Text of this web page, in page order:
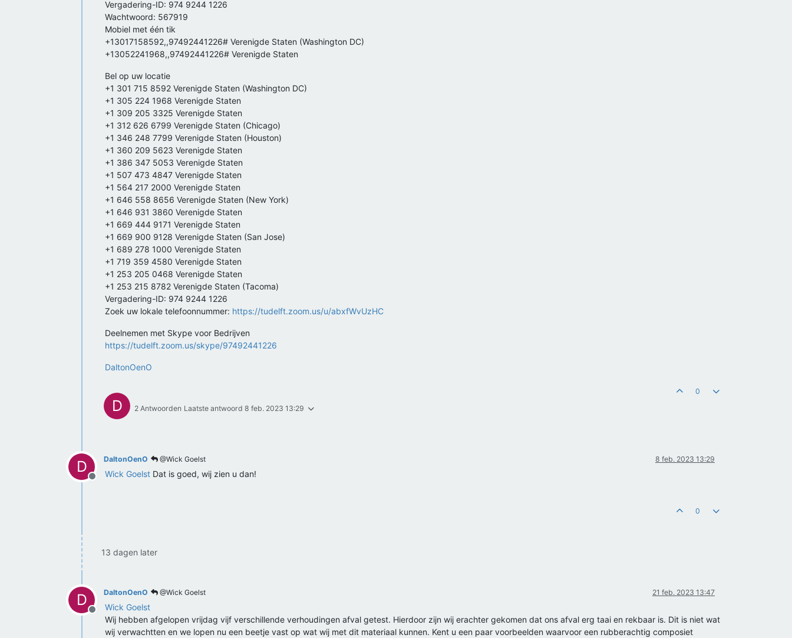
Vergadering-ID: 974 9244 1226
Wachtwoord: 567919
Mobiel met één tik
+13017158592,,97492441226# Verenigde Staten (Washington DC)
+13052241968,,97492441226# Verenigde Staten
Bel op uw locatie
+1 301 715 8592 Verenigde Staten (Washington DC)
+1 305 224 1968 Verenigde Staten
+1 309 205 3325 Verenigde Staten
+1 312 626 6799 Verenigde Staten (Chicago)
+1 346 248 7799 Verenigde Staten (Houston)
+1 360 209 5623 Verenigde Staten
+1 386 347 5053 Verenigde Staten
+1 507 473 4847 Verenigde Staten
+1 564 217 2000 Verenigde Staten
+1 646 558 8656 Verenigde Staten (New York)
+1 646 931 3860 Verenigde Staten
+1 669 444 9171 Verenigde Staten
+1 669 900 9128 Verenigde Staten (San Jose)
+1 689 278 1000 Verenigde Staten
+1 719 359 4580 Verenigde Staten
+1 253 205 0468 Verenigde Staten
+1 253 215 8782 Verenigde Staten (Tacoma)
Vergadering-ID: 974 9244 1226
Zoek uw lokale telefoonnummer: https://tudelft.zoom.us/u/abxfWvUzHC
Deelnemen met Skype voor Bedrijven
https://tudelft.zoom.us/skype/97492441226
DaltonOenO
D 2 Antwoorden Laatste antwoord 8 feb. 2023 13:29
0
D
Offline
DaltonOenO @Wick Goelst 8 feb. 2023 13:29
Wick Goelst Dat is goed, wij zien u dan!
0
13 dagen later
D
Offline
DaltonOenO @Wick Goelst 21 feb. 2023 13:47
Wick Goelst
Wij hebben afgelopen vrijdag vijf verschillende verhoudingen afval getest. Hierdoor zijn wij erachter gekomen dat ons afval erg taai en rekbaar is. Dit is niet wat
wij verwachtten en we lopen nu een beetje vast op wat wij met dit materiaal kunnen. Kent u een paar voorbeelden waarvoor een rubberachtig composiet